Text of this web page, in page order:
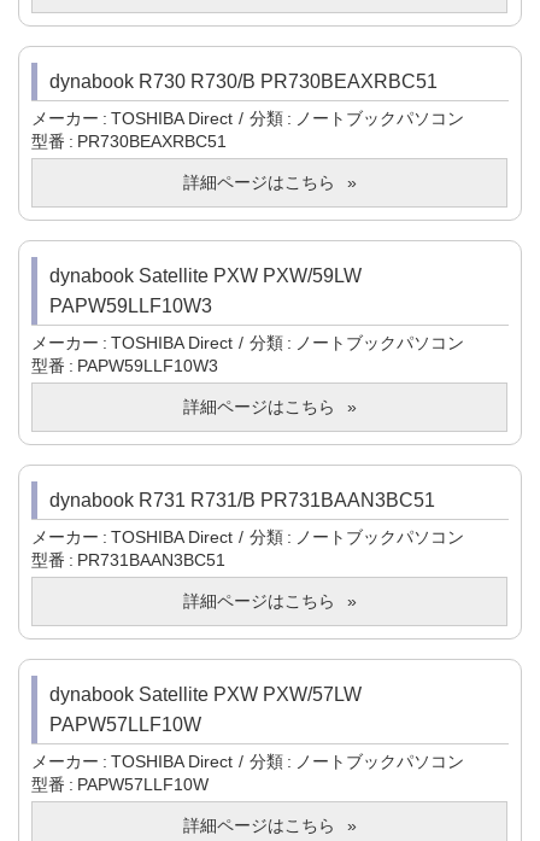
dynabook R730 R730/B PR730BEAXRBC51
メーカー TOSHIBA Direct 分類
ノートブックパソコン
型番
PR730BEAXRBC51
詳細ページはこちら
dynabook Satellite PXW PXW/59LW
PAPW59LLF10W3
メーカー TOSHIBA Direct 分類
ノートブックパソコン
型番
PAPW59LLF10W3
詳細ページはこちら
dynabook R731 R731/B PR731BAAN3BC51
メーカー TOSHIBA Direct 分類
ノートブックパソコン
型番
PR731BAAN3BC51
詳細ページはこちら
dynabook Satellite PXW PXW/57LW
PAPW57LLF10W
メーカー TOSHIBA Direct 分類
ノートブックパソコン
型番
PAPW57LLF10W
詳細ページはこちら